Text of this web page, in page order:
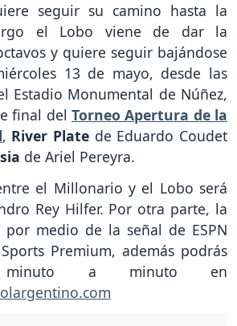
seguir su camino hasta la
el Lobo viene de dar la
y quiere seguir bajándose
13 de mayo, desde las
Estadio Monumental de Núñez,
final del Torneo Apertura de la
, River Plate de Eduardo Coudet
de Ariel Pereyra.
el Millonario y el Lobo será
Rey Hilfer. Por otra parte, la
por medio de la señal de ESPN
Premium, además podrás
a minuto en